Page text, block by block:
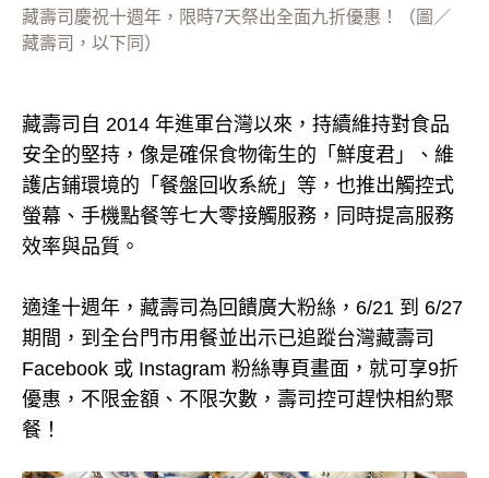
藏壽司慶祝十週年，限時7天祭出全面九折優惠！（圖／
藏壽司，以下同）
藏壽司自 2014 年進軍台灣以來，持續維持對食品
安全的堅持，像是確保食物衛生的「鮮度君」、維
護店鋪環境的「餐盤回收系統」等，也推出觸控式
螢幕、手機點餐等七大零接觸服務，同時提高服務
效率與品質。
適逢十週年，藏壽司為回饋廣大粉絲，6/21 到 6/27
期間，到全台門市用餐並出示已追蹤台灣藏壽司
Facebook 或 Instagram 粉絲專頁畫面，就可享9折
優惠，不限金額、不限次數，壽司控可趕快相約聚
餐！